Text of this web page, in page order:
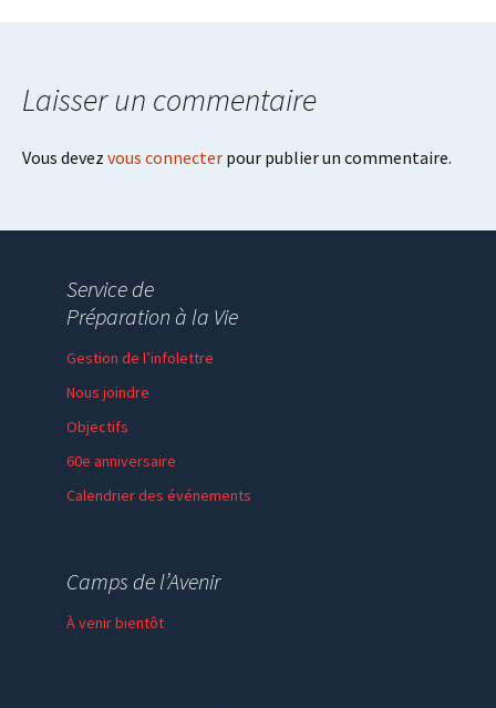
navigation
Laisser un commentaire
Vous devez vous connecter pour publier un commentaire.
Service de
Préparation à la Vie
Gestion de l’infolettre
Nous joindre
Objectifs
60e anniversaire
Calendrier des événements
Faire un don
Camps de l’Avenir
À venir bientôt